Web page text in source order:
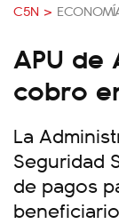
C5N >
APU de
cobro
La
Seguridad
de pagos